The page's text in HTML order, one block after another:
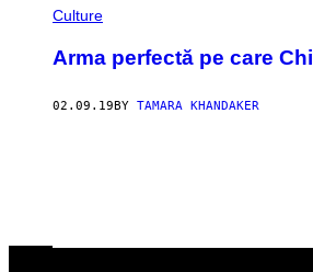
Culture
Arma perfectă pe care
02.09.19 BY TAMARA KHANDAKER